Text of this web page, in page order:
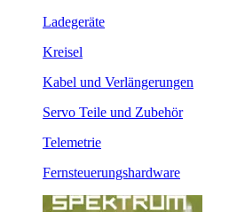
Ladegeräte
Kreisel
Kabel und Verlängerungen
Servo Teile und Zubehör
Telemetrie
Fernsteuerungshardware